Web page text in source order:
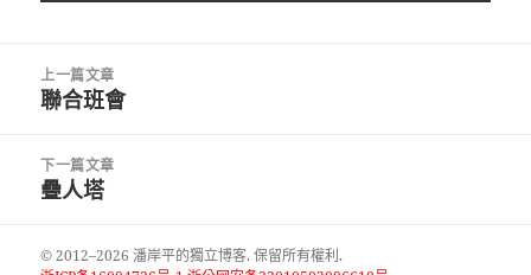
上一篇文章
上
篇
文
聯合班會
下一篇文章
下
篇
疊人塔
© 2012–2026 潘岸平的獨立博客. 保留所有權利.